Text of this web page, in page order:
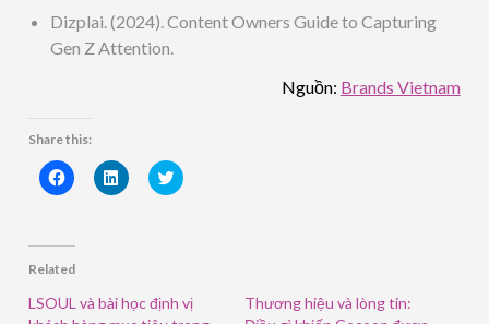
Dizplai. (2024). Content Owners Guide to Capturing
Gen Z Attention.
Nguồn: Brands Vietnam
Share this:
Click
to
(Opens
in
new
Click
to
Click
to
Related
LSOUL và bài học định vị
Thương hiệu và lòng tin: